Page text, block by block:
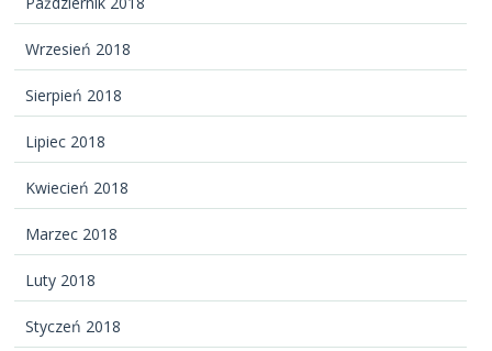
Wrzesień 2018
Sierpień 2018
Lipiec 2018
Kwiecień 2018
Marzec 2018
Luty 2018
Styczeń 2018